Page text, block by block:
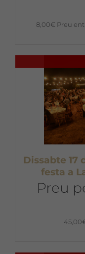
8,00€ Preu
Dissabte 17
festa a
Preu
45,00